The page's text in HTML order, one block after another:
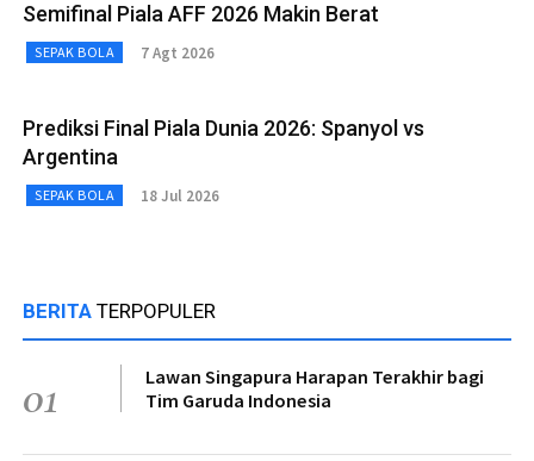
Semifinal Piala AFF 2026 Makin Berat
SEPAK BOLA 7 Agt 2026
Prediksi Final Piala Dunia 2026: Spanyol vs
Argentina
SEPAK BOLA 18 Jul 2026
BERITA TERPOPULER
01
Lawan Singapura Harapan Terakhir bagi
Tim Garuda Indonesia